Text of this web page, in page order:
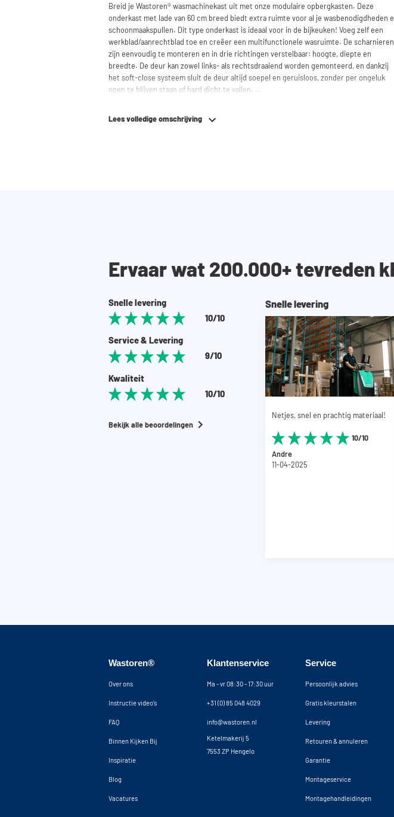
Breid je Wastoren® wasmachinekast uit met onze modulaire opbergkasten. Deze
onderkast met lade van 60 cm breed biedt extra ruimte voor al je wasbenodigdheden
schoonmaakspullen. Dit type onderkast is ideaal voor in de bijkeuken! Voeg zelf een
werkblad/aanrechtblad toe en creëer een multifunctionele wasruimte. De scharnieren
zijn eenvoudig te monteren en in drie richtingen verstelbaar: hoogte, diepte en
breedte. De deur kan zowel links- als rechtsdraaiend worden gemonteerd, en dankzij
het soft-close systeem sluit de deur altijd soepel en geruisloos, zonder per ongeluk
open te blijven staan of hard dicht te vallen.
wasmachinekast samen te stellen. Ons team staat altijd voor je klaar via telefoon of e-
Lees volledige omschrijving
Ervaar wat 200.000+ tevreden
Snelle levering
10/10
Service & Levering
9/10
Kwaliteit
10/10
Bekijk alle beoordelingen
Snelle levering
Netjes, snel en prachtig materiaal!
10/10
Andre
11-04-2025
Wastoren®
Over ons
Instructie video's
FAQ
Binnen Kijken Bij
Inspiratie
Blog
Vacatures
Klantenservice
Ma - vr 08:30 - 17:30 uur
+31 (0) 85 048 4029
info@wastoren.nl
Ketelmakerij 5
7553 ZP Hengelo
Service
Persoonlijk advies
Gratis kleurstalen
Levering
Retouren & annuleren
Garantie
Montageservice
Montagehandleidingen